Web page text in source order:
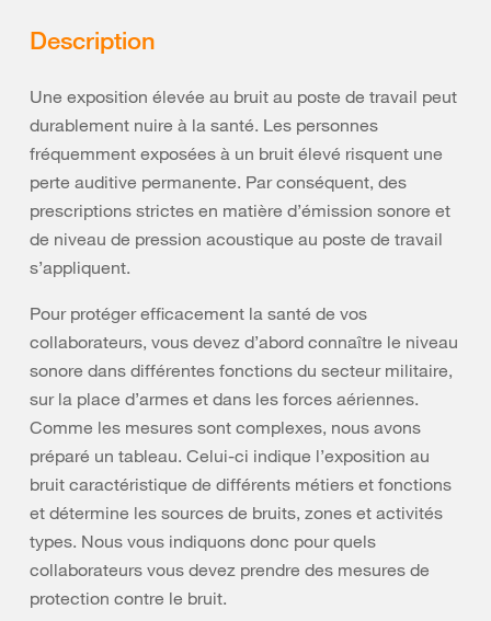
Description
Une exposition élevée au bruit au poste de travail peut
durablement nuire à la santé. Les personnes
fréquemment exposées à un bruit élevé risquent une
perte auditive permanente. Par conséquent, des
prescriptions strictes en matière d’émission sonore et
de niveau de pression acoustique au poste de travail
s’appliquent.
Pour protéger efficacement la santé de vos
collaborateurs, vous devez d’abord connaître le niveau
sonore dans différentes fonctions du secteur militaire,
sur la place d’armes et dans les forces aériennes.
Comme les mesures sont complexes, nous avons
préparé un tableau. Celui-ci indique l’exposition au
bruit caractéristique de différents métiers et fonctions
et détermine les sources de bruits, zones et activités
types. Nous vous indiquons donc pour quels
collaborateurs vous devez prendre des mesures de
protection contre le bruit.